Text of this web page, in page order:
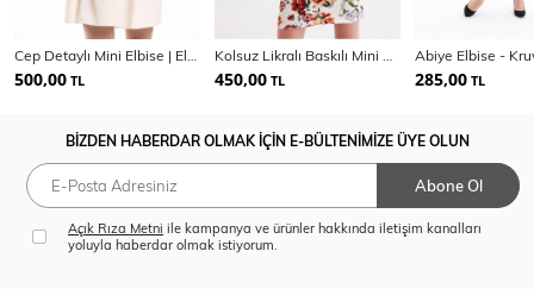
Cep Detaylı Mini Elbise | Elb34254
500,00 TL
Kolsuz Likralı Baskılı Mini Viskon Elbise | ELB35735
450,00 TL 285,00 TL
BİZDEN HABERDAR OLMAK İÇİN E-BÜLTENİMİZE ÜYE OLUN
Abone Ol
Açık Rıza Metni ile kampanya ve ürünler hakkında iletişim kanalları
yoluyla haberdar olmak istiyorum.